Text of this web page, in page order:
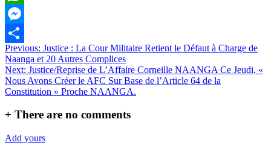
WhatsApp
Messenger
Partager
Navigation
de
l’article
Previous: Justice : La Cour Militaire Retient le Défaut à Charge de
Naanga et 20 Autres Complices
Next: Justice/Reprise de L’Affaire Corneille NAANGA Ce Jeudi, «
Nous Avons Créer le AFC Sur Base de l’Article 64 de la
Constitution » Proche NAANGA.
+ There are no comments
Add yours